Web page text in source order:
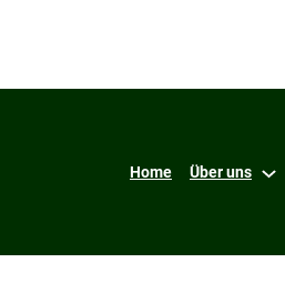
Home Über uns